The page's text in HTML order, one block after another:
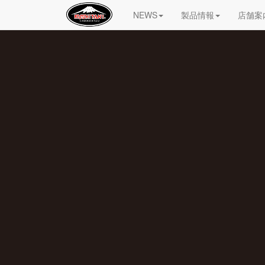
NEWS 製品情報 店舗案